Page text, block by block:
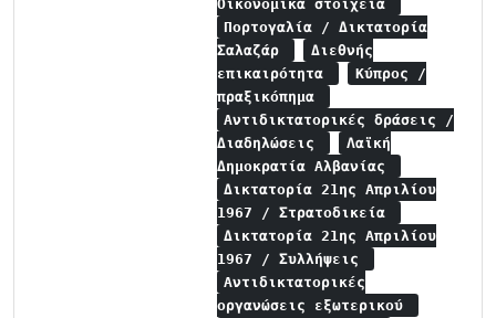
Οικονομικά στοιχεία
Πορτογαλία / Δικτατορία
Σαλαζάρ
Διεθνής
επικαιρότητα
Κύπρος /
πραξικόπημα
Αντιδικτατορικές δράσεις /
Διαδηλώσεις
Λαϊκή
Δημοκρατία Αλβανίας
Δικτατορία 21ης Απριλίου
1967 / Στρατοδικεία
Δικτατορία 21ης Απριλίου
1967 / Συλλήψεις
Αντιδικτατορικές
οργανώσεις εξωτερικού